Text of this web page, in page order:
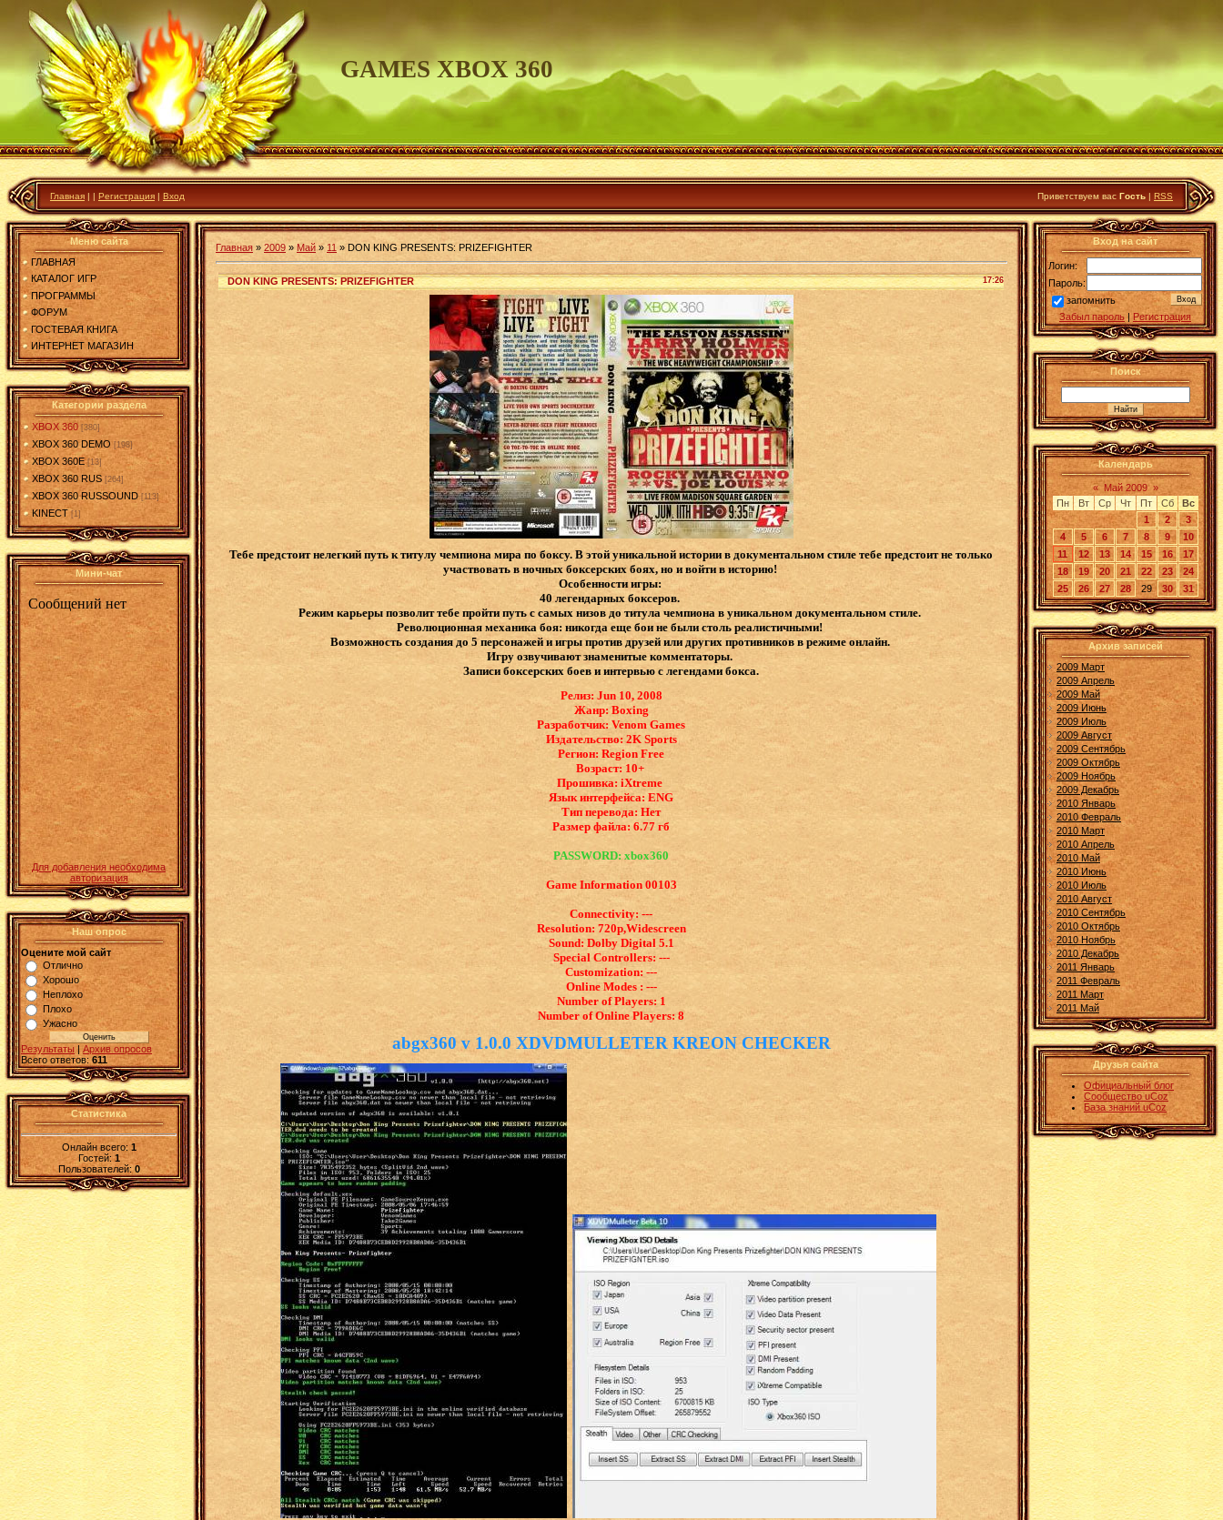
GAMES XBOX 360
Главная | | Регистрация | Вход Приветствуем вас Гость | RSS
Меню сайта
ГЛАВНАЯ
КАТАЛОГ ИГР
ПРОГРАММЫ
ФОРУМ
ГОСТЕВАЯ КНИГА
ИНТЕРНЕТ МАГАЗИН
Категории раздела
XBOX 360 [380]
XBOX 360 DEMO [198]
XBOX 360E [13]
XBOX 360 RUS [264]
XBOX 360 RUSSOUND [113]
KINECT [1]
Мини-чат
Для добавления необходима
авторизация
Наш опрос
Оцените мой сайт
Отлично
Хорошо
Неплохо
Плохо
Ужасно
Результаты | Архив опросов
Всего ответов: 611
Статистика
Онлайн всего:1
Гостей:1
Пользователей: 0
Главная » 2009 » Май » 11 » DON KING PRESENTS: PRIZEFIGHTER
17:26
DON KING PRESENTS: PRIZEFIGHTER
Тебе предстоит нелегкий путь к титулу чемпиона мира по боксу. В этой уникальной истории в документальном стиле тебе предстоит не только
участвовать в ночных боксерских боях, но и войти в историю!
Особенности игры:
40 легендарных боксеров.
Режим карьеры позволит тебе пройти путь с самых низов до титула чемпиона в уникальном документальном стиле.
Революционная механика боя: никогда еще бои не были столь реалистичными!
Возможность создания до 5 персонажей и игры против друзей или других противников в режиме онлайн.
Игру озвучивают знаменитые комментаторы.
Записи боксерских боев и интервью с легендами бокса.
Релиз: Jun 10, 2008
Жанр: Boxing
Разработчик: Venom Games
Издательство: 2K Sports
Регион: Region Free
Возраст: 10+
Прошивка: iXtreme
Язык интерфейса: ​ENG
Тип перевода: Нет
Размер файла: 6.77 гб
PASSWORD: xbox360
Game Information 00103
Connectivity: ---
Resolution: 720p,Widescreen
Sound: Dolby Digital 5.1
Special Controllers: ---
Customization: ---
Online Modes : ---
Number of Players: 1
Number of Online Players: 8
abgx360 v 1.0.0 XDVDMULLETER KREON CHECKER
Вход на сайт
Логин:
Пароль:
запомнить
Забыл пароль | Регистрация
Поиск
Календарь
« Май 2009 »
Пн
Вт Ср Чт Пт Сб
Вс
1
2
3
4
5 6 7 8 9
10
11
12 13 14 15 16
17
18
19 20 21 22 23
24
25
26 27 28 29 30 31
Архив записей
2009 Март
2009 Апрель
2009 Май
2009 Июнь
2009 Июль
2009 Август
2009 Сентябрь
2009 Октябрь
2009 Ноябрь
2009 Декабрь
2010 Январь
2010 Февраль
2010 Март
2010 Апрель
2010 Май
2010 Июнь
2010 Июль
2010 Август
2010 Сентябрь
2010 Октябрь
2010 Ноябрь
2010 Декабрь
2011 Январь
2011 Февраль
2011 Март
2011 Май
Друзья сайта
Официальный блог
Сообщество uCoz
База знаний uCoz